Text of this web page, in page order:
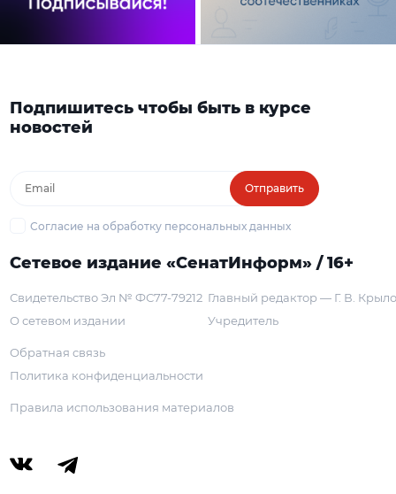
Подпишитесь чтобы быть в курсе
новостей
Отправить
Согласие на обработку персональных данных
Сетевое издание «СенатИнформ» / 16+
Свидетельство Эл № ФС77-79212
О сетевом издании
Главный редактор — Г. В.
Учредитель
Обратная связь
Политика конфиденциальности
Правила использования материалов